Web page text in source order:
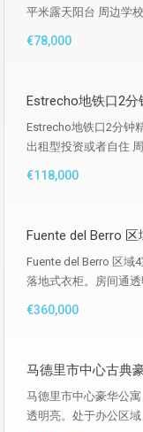
平米露天阳台 周边学
€78,000
Estrecho地铁口2
Estrecho地铁口2分钟
出租型投资或者自住
€118,000
Fuente del Berro 区
Fuente del Berro 区域
落地式衣柜。房间通
€360,000
马德里市中心古典
马德里市中心豪华公
透明亮。处于办公区